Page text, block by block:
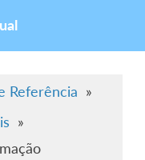
Referência »
»